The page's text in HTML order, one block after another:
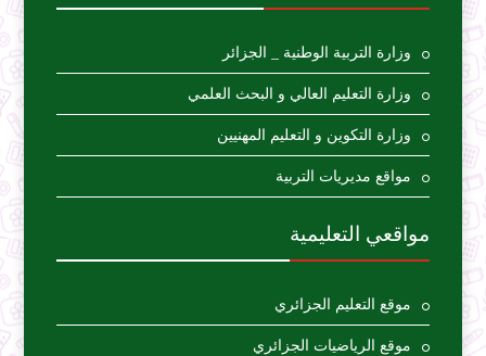
وزارة التربية الوطنية _ الجزائر
وزارة التعليم العالي و البحث العلمي
وزارة التكوين و التعليم المهنيين
مواقع مديريات التربية
مواقعي التعليمية
موقع التعليم الجزائري
موقع الرياضيات الجزائري